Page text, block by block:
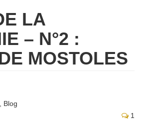
LA
– N°2 :
MOSTOLES
Blog
1